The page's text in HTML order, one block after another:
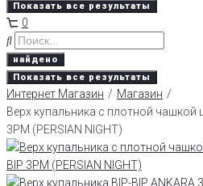
Показать все результаты
0
найдено
Показать все результаты
Интернет Магазин / Магазин /
Верх купальника с плотной чашкой
3PM (PERSIAN NIGHT)